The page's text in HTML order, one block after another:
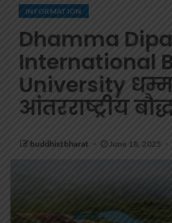
INFORMATION
Dhamma Dipa
International
University धम्म
आंतरराष्ट्रीय
buddhistbharat June 18, 2025